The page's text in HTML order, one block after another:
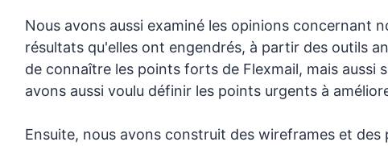
Nous avons aussi examiné les opinions concernant
résultats qu'elles ont engendrés, à partir des outils
de connaître les points forts de Flexmail, mais aussi
avons aussi voulu définir les points urgents à
Ensuite, nous avons construit des wireframes et